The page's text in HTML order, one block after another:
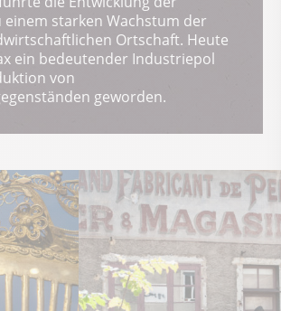
einem starken Wachstum der
Ortschaft. Heute
ein bedeutender Industriepol
von
geworden.